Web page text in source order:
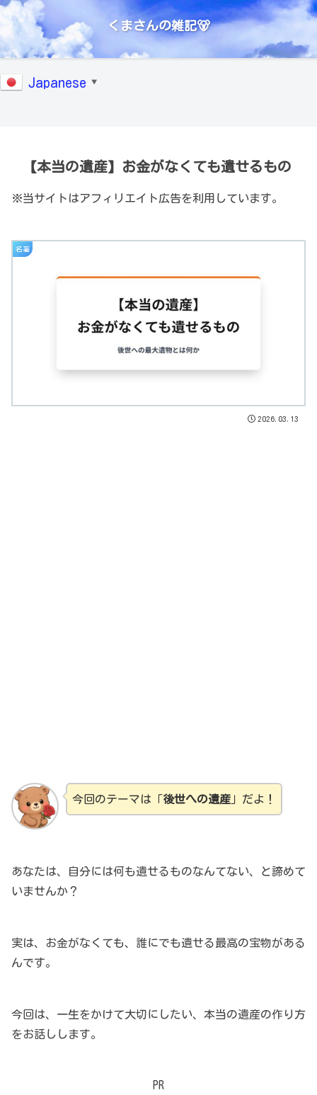
くまさんの雑記🐻
Japanese ▼
【本当の遺産】お金がなくても遺せるもの
※当サイトはアフィリエイト広告を利用しています。
名著
2026.03.13
今回のテーマは「後世への遺産」だよ！
あなたは、自分には何も遺せるものなんてない、と諦めて
いませんか？
実は、お金がなくても、誰にでも遺せる最高の宝物がある
んです。
今回は、一生をかけて大切にしたい、本当の遺産の作り方
をお話しします。
PR